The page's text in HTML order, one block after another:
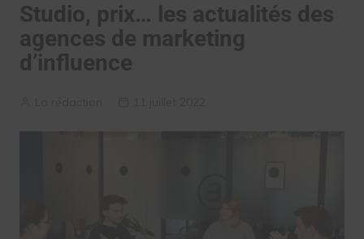
Studio, prix… les actualités des
agences de marketing
d’influence